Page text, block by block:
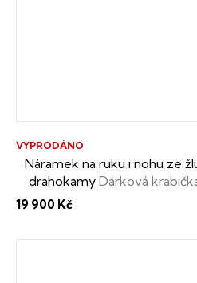
Náramek na ruku i nohu ze
drahokamy Dárková
VYPRODÁNO
19 900 Kč